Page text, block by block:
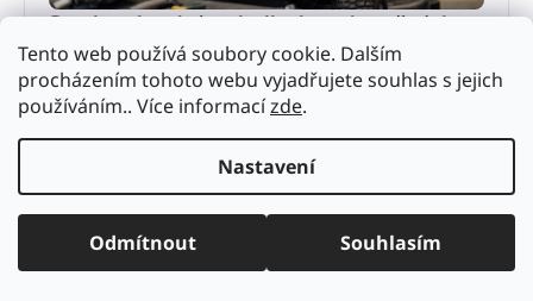
Tento web používá soubory cookie. Dalším
procházením tohoto webu vyjadřujete souhlas s jejich
používáním.. Více informacízde.
Nastavení
Odmítnout Souhlasím
Servis zahradní techniky bez zbytečných
prostojů
Servis zahradní techniky rozhoduje o výkonu i
životnosti stroje. Zjistěte, kdy řešit údržbu, co
nepodcenit a proč se vyplatí odborný servis.